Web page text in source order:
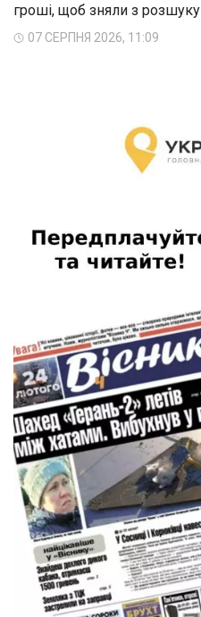
гроші, щоб зняли з розшуку
07 СЕРПНЯ 2026, 11:09